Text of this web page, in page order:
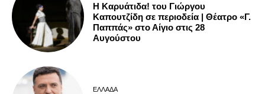
Η Καρυάτιδα! του Γιώργου
Καπουτζίδη σε περιοδεία | Θέατρο «Γ.
Παππάς» στο Αίγιο στις 28
Αυγούστου
ΕΛΛΆΔΑ